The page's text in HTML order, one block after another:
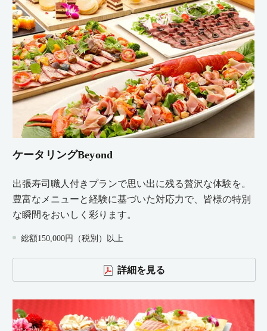
ケータリングBeyond
出張寿司職人付きプランで思い出に残る贅沢な体験を。
豊富なメニューと経験に基づいた対応力で、皆様の特別
な瞬間をおいしく彩ります。
総額150,000円（税別）以上
詳細を見る